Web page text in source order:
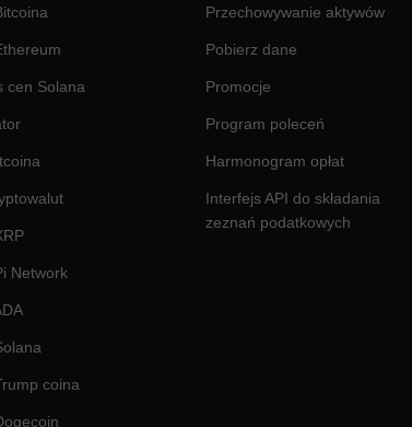
cen Solana
Network
coina
Przechowywanie aktywów
Pobierz dane
Promocje
Program poleceń
Harmonogram opłat
Interfejs API do składania
zeznań podatkowych